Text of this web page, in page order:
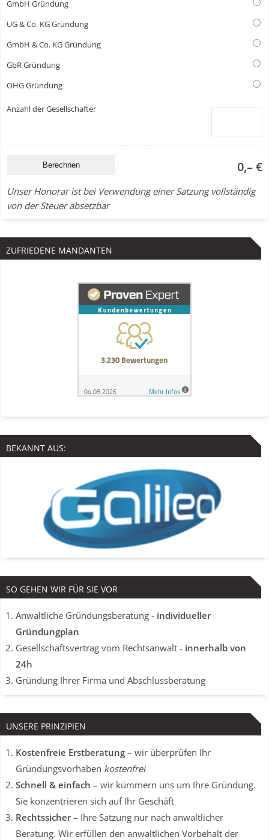
GmbH Gründung
UG & Co. KG Gründung
GmbH & Co. KG Gründung
GbR Gründung
OHG Gründung
Anzahl der Gesellschafter
0,– €
Unser Honorar ist bei Verwendung einer Satzung vollständig
von der Steuer absetzbar
ZUFRIEDENE MANDANTEN
BEKANNT AUS:
SO GEHEN WIR FÜR SIE VOR
Anwaltliche Gründungsberatung - individueller
Gründungplan
Gesellschaftsvertrag vom Rechtsanwalt - innerhalb von
24h
Gründung Ihrer Firma und Abschlussberatung
UNSERE PRINZIPIEN
Kostenfreie Erstberatung – wir überprüfen Ihr
Gründungsvorhaben kostenfrei
Schnell & einfach – wir kümmern uns um Ihre Gründung.
Sie konzentrieren sich auf Ihr Geschäft
Rechtssicher– Ihre Satzung nur nach anwaltlicher
Beratung. Wir erfüllen den anwaltlichen Vorbehalt der